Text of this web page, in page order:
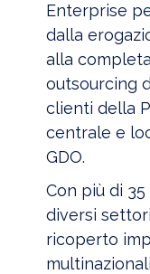
Enterprise
dalla
alla
outsourcing
clienti della
centrale e
GDO.
Con più di
diversi
ricoperto